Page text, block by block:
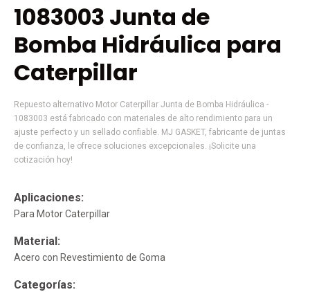
1083003 Junta de
Bomba Hidráulica para
Caterpillar
Repuesto alternativo Motor Caterpillar Junta de Bomba Hidráulica -
1083003 está fabricado con materiales de alto rendimiento para un
ajuste perfecto y un sellado confiable. MJ GASKET, fabricante de juntas
de confianza, le ofrece soluciones excepcionales. ¡Solicite una
cotización hoy!
Aplicaciones:
Para Motor Caterpillar
Material:
Acero con Revestimiento de Goma
Categorías: